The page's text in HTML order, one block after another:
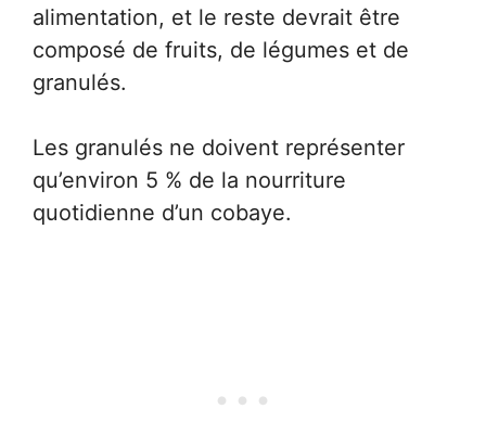
alimentation, et le reste devrait être
composé de fruits, de légumes et de
granulés.
Les granulés ne doivent représenter
qu’environ 5 % de la nourriture
quotidienne d’un cobaye.